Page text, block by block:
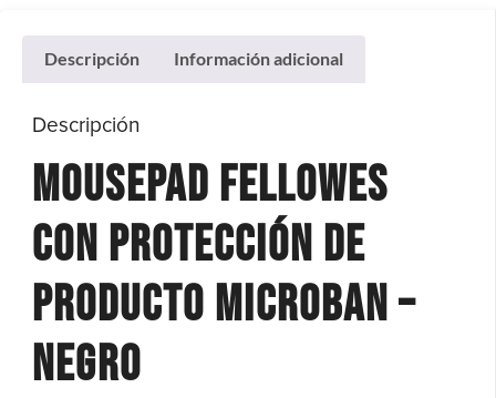
Descripción Información adicional
Descripción
Mousepad Fellowes
Con Protección De
Producto Microban –
Negro